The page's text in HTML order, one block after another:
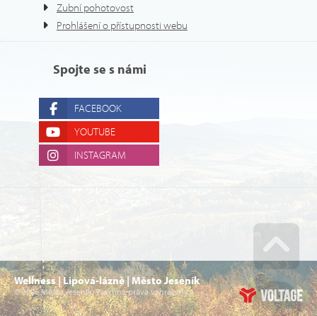
Zubní pohotovost
Prohlášení o přístupnosti webu
Spojte se s námi
FACEBOOK
YOUTUBE
INSTAGRAM
Wellness | Lipová-lázně | Město Jeseník
© 2026 Město Jeseník. Všechna práva vyhrazena. Go